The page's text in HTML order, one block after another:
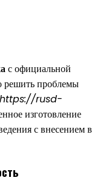
с официальной
решить проблемы
https://rusd-
изготовление
с внесением в